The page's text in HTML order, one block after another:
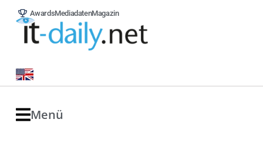
AwardsMediadatenMagazin
Menü